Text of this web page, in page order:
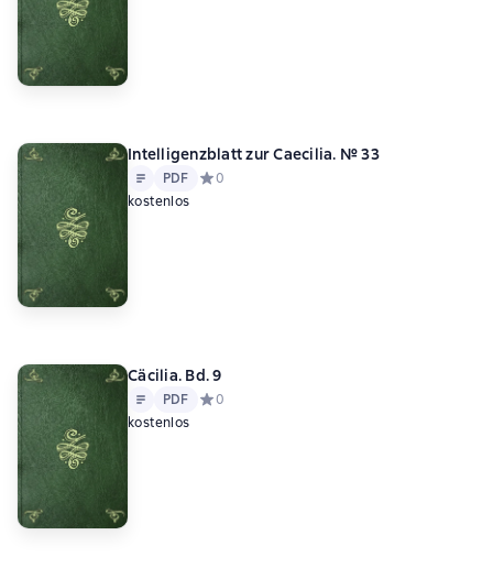
Intelligenzblatt zur Caecilia. № 33
Text PDF
PDF Средний рейтинг 0 на основе 0 оценок
0
kostenlos
Cäcilia. Bd. 9
Text PDF
PDF Средний рейтинг 0 на основе 0 оценок
0
kostenlos